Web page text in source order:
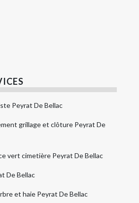
Peyrat De Bellac
grillage et clôture Peyrat De
vert cimetière Peyrat De Bellac
De Bellac
et haie Peyrat De Bellac